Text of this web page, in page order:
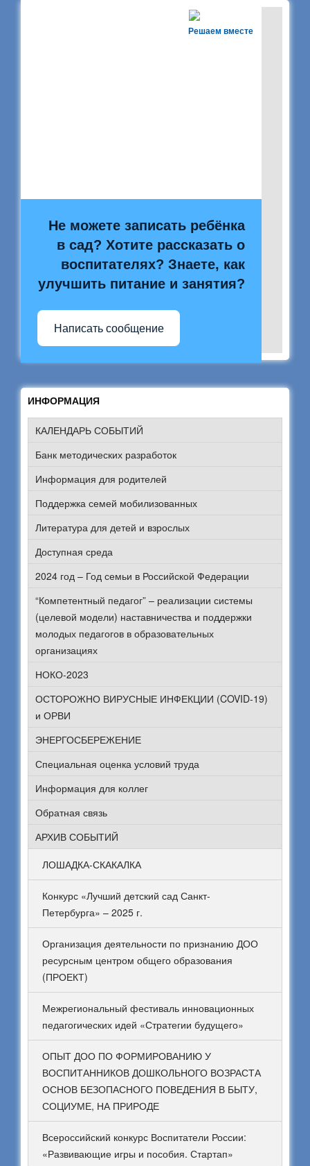
Решаем вместе
Не можете записать ребёнка
в сад? Хотите рассказать о
воспитателях? Знаете, как
улучшить питание и занятия?
Написать сообщение
ИНФОРМАЦИЯ
КАЛЕНДАРЬ СОБЫТИЙ
Банк методических разработок
Информация для родителей
Поддержка семей мобилизованных
Литература для детей и взрослых
Доступная среда
2024 год – Год семьи в Российской Федерации
“Компетентный педагог” – реализации системы
(целевой модели) наставничества и поддержки
молодых педагогов в образовательных
организациях
НОКО-2023
ОСТОРОЖНО ВИРУСНЫЕ ИНФЕКЦИИ (COVID-19)
и ОРВИ
ЭНЕРГОСБЕРЕЖЕНИЕ
Специальная оценка условий труда
Информация для коллег
Обратная связь
АРХИВ СОБЫТИЙ
ЛОШАДКА-СКАКАЛКА
Конкурс «Лучший детский сад Санкт-
Петербурга» – 2025 г.
Организация деятельности по признанию ДОО
ресурсным центром общего образования
(ПРОЕКТ)
Межрегиональный фестиваль инновационных
педагогических идей «Стратегии будущего»
ОПЫТ ДОО ПО ФОРМИРОВАНИЮ У
ВОСПИТАННИКОВ ДОШКОЛЬНОГО ВОЗРАСТА
ОСНОВ БЕЗОПАСНОГО ПОВЕДЕНИЯ В БЫТУ,
СОЦИУМЕ, НА ПРИРОДЕ
Всероссийский конкурс Воспитатели России:
«Развивающие игры и пособия. Стартап»